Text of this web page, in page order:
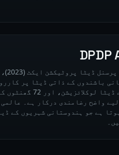
باشندوں کے ذاتی ڈیٹا پر
حساس ڈیٹا کے لیے ڈیٹا
لیے واضح رضامندی درکار ہے۔
ہے جو ہندوستانی شہریوں کے